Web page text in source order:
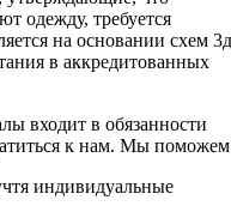
одежду, требуется
на основании схем
в аккредитованных
входит в обязанности
к нам. Мы
индивидуальные